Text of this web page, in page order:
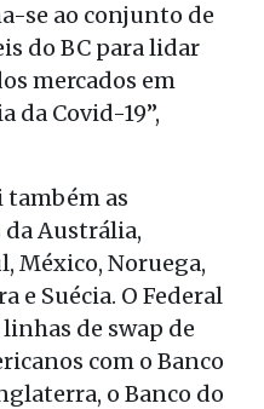
se ao conjunto de
do BC para lidar
mercados em
da Covid-19”,
as
Austrália,
México, Noruega,
e Suécia. O Federal
de swap de
com o Banco
o Banco do